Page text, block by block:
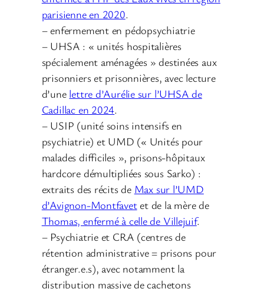
parisienne en 2020.
– enfermement en pédopsychiatrie
– UHSA : « unités hospitalières
spécialement aménagées » destinées aux
prisonniers et prisonnières, avec lecture
d’une lettre d’Aurélie sur l’UHSA de
Cadillac en 2024.
– USIP (unité soins intensifs en
psychiatrie) et UMD (« Unités pour
malades difficiles », prisons-hôpitaux
hardcore démultipliées sous Sarko) :
extraits des récits de Max sur l’UMD
d’Avignon-Montfavetet de la mère de
Thomas, enfermé à celle de Villejuif.
– Psychiatrie et CRA (centres de
rétention administrative = prisons pour
étranger.e.s), avec notamment la
distribution massive de cachetons